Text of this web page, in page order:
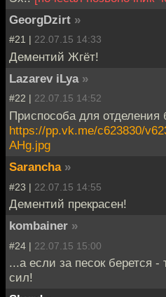
GeorgDzirt »
#21 | 22.07.15 14:33
Дементий Жгёт!
Lazarev iLya »
#22 | 22.07.15 14:52
Приспособа для отделения
https://pp.vk.me/c623830/
AHg.jpg
Sarancha »
#23 | 22.07.15 14:55
Дементий прекрасен!
kombainer »
#24 | 22.07.15 15:00
...а если за песок берется
сил!